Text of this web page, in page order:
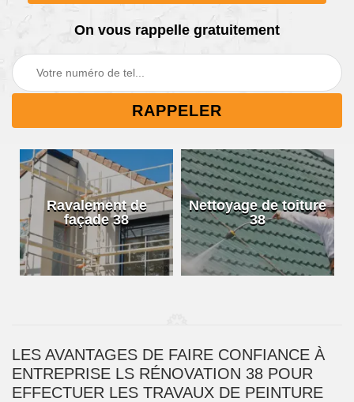
On vous rappelle gratuitement
Ravalement de
façade 38
Nettoyage de toiture
38
LES AVANTAGES DE FAIRE CONFIANCE À
ENTREPRISE LS RÉNOVATION 38 POUR
EFFECTUER LES TRAVAUX DE PEINTURE